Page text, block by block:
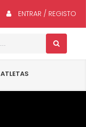
ENTRAR / REGISTO
ATLETAS